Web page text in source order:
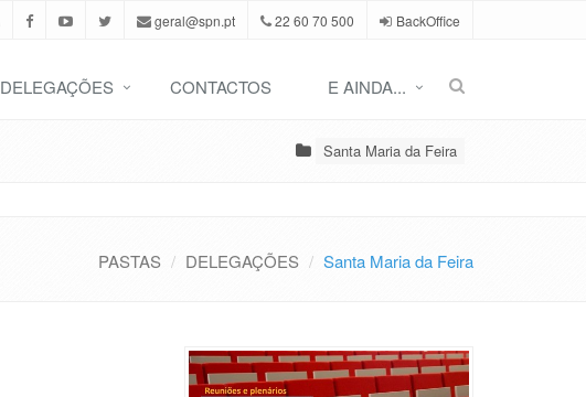
geral@spn.pt 22 60 70 500 BackOffice
DELEGAÇÕES CONTACTOS E AINDA...
Santa Maria da Feira
PASTAS DELEGAÇÕES Santa Maria da Feira